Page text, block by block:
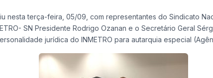
nesta terça-feira, 05/09, com representantes do Sindicato
SN Presidente Rodrigo Ozanan e o Secretário Geral
jurídica do INMETRO para autarquia especial